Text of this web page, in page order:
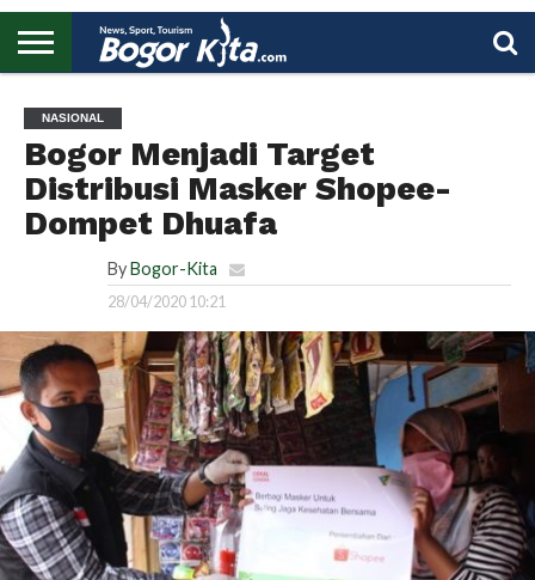
UTAMA
NASIONAL
Bogor Menjadi Target
Distribusi Masker Shopee-
Dompet Dhuafa
By Bogor-Kita
28/04/2020 10:21